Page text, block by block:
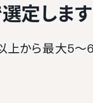
定します
上から最大5〜